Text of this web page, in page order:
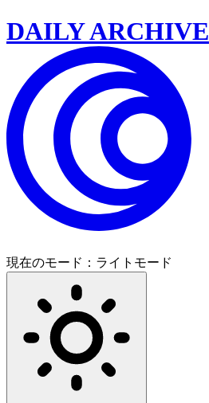
DAILY ARCHIVE
現在のモード： ライトモード